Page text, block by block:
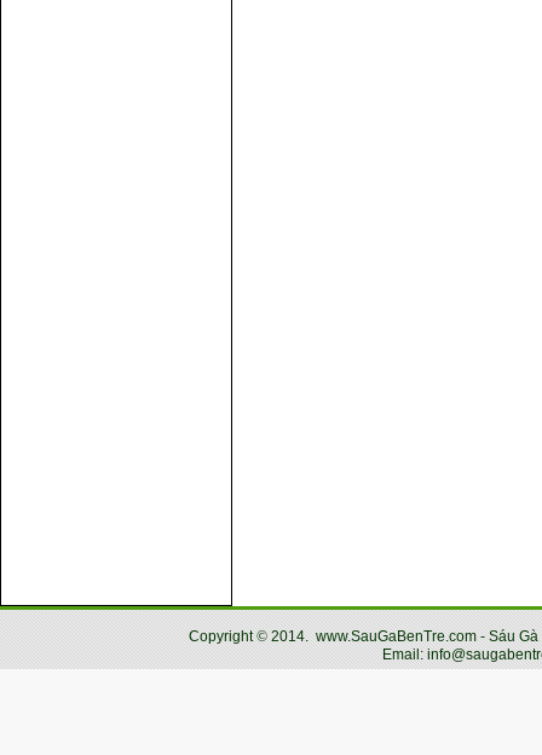
Copyright© 2014. www.SauGaBenTre.com - Sáu
Email: